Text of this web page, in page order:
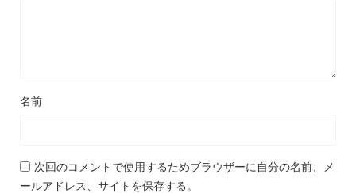
名前
次回のコメントで使用するためブラウザーに自分の名前、メ
ールアドレス、サイトを保存する。